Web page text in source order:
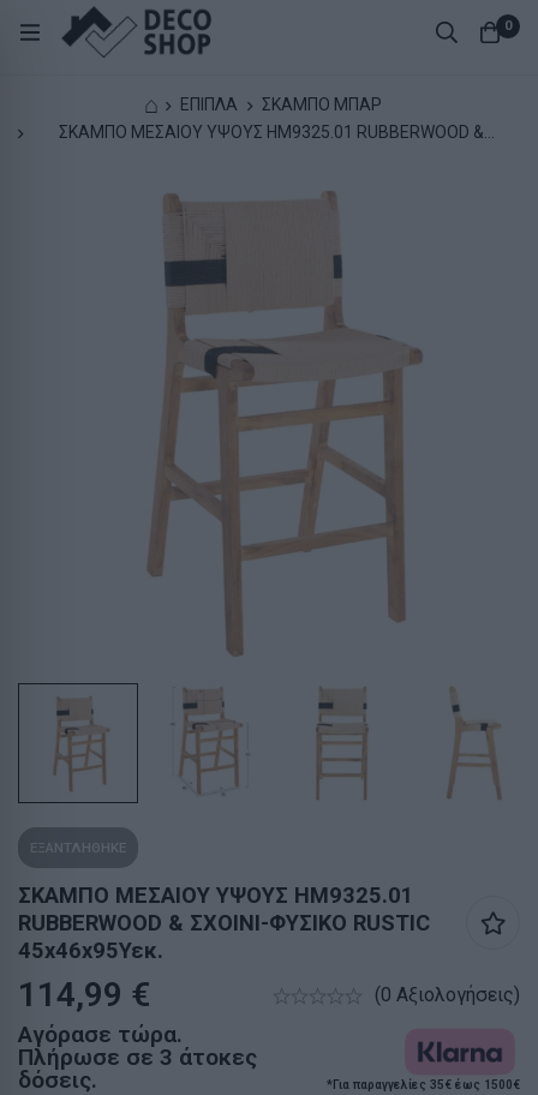
0
⌂ ΕΠΙΠΛΑ
ΣΚΑΜΠΟ ΜΠΑΡ
ΣΚΑΜΠΟ ΜΕΣΑΙΟΥ ΥΨΟΥΣ HM9325.01 RUBBERWOOD &
ΕΞΑΝΤΛΗΘΗΚΕ
ΣΚΑΜΠΟ ΜΕΣΑΙΟΥ ΥΨΟΥΣ HM9325.01
RUBBERWOOD & ΣΧΟΙΝΙ-ΦΥΣΙΚΟ RUSTIC
45x46x95Υεκ.
114,99 € (0 Αξιολογήσεις)
Αγόρασε τώρα.
Πλήρωσε σε 3 άτοκες
δόσεις.
*Για παραγγελίες 35€ έως 1500€